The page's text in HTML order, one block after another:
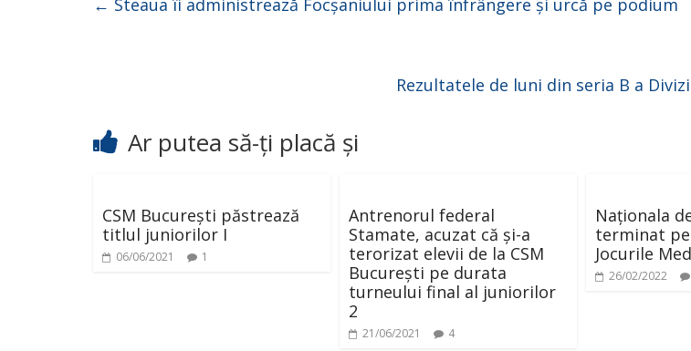
← Steaua îi administrează Focșaniului prima înfrângere și urcă pe podium
Rezultatele de luni din seria B a
Ar putea să-ți placă și
CSM București păstrează
titlul juniorilor I
06/06/2021 1
Antrenorul federal
Stamate, acuzat că și-a
terorizat elevii de la CSM
București pe durata
turneului final al juniorilor
2
21/06/2021 4
Naționala
terminat
Jocurile
26/02/2022